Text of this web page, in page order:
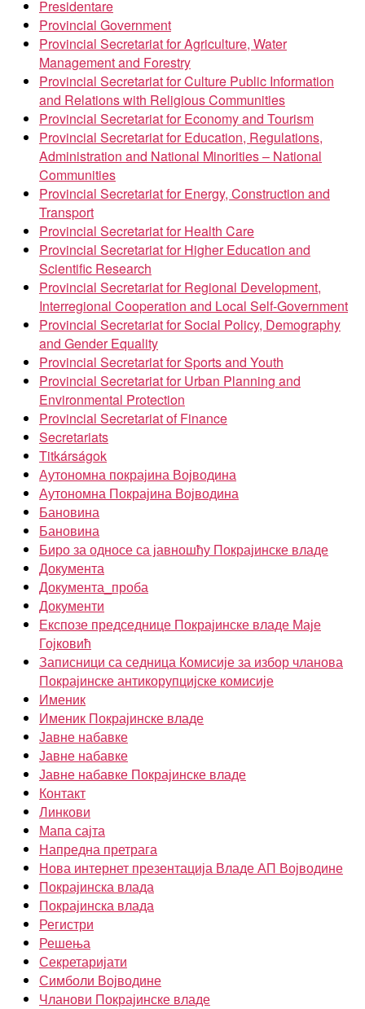
Presidentare
Provincial Government
Provincial Secretariat for Agriculture, Water
Management and Forestry
Provincial Secretariat for Culture Public Information
and Relations with Religious Communities
Provincial Secretariat for Economy and Tourism
Provincial Secretariat for Education, Regulations,
Administration and National Minorities – National
Communities
Provincial Secretariat for Energy, Construction and
Transport
Provincial Secretariat for Health Care
Provincial Secretariat for Higher Education and
Scientific Research
Provincial Secretariat for Regional Development,
Interregional Cooperation and Local Self-Government
Provincial Secretariat for Social Policy, Demography
and Gender Equality
Provincial Secretariat for Sports and Youth
Provincial Secretariat for Urban Planning and
Environmental Protection
Provincial Secretariat of Finance
Secretariats
Titkárságok
Аутономна покрајина Војводина
Аутономна Покрајина Војводина
Бановина
Бановина
Биро за односе са јавношћу Покрајинске владе
Документа
Документа_проба
Документи
Експозе председнице Покрајинске владе Маје
Гојковић
Записници са седница Комисије за избор чланова
Покрајинске антикорупцијске комисије
Именик
Именик Покрајинске владе
Јавне набавке
Јавне набавке
Јавне набавке Покрајинске владе
Контакт
Линкови
Мапа сајта
Напредна претрага
Нова интернет презентација Владе АП Војводине
Покрајинска влада
Покрајинска влада
Регистри
Решења
Секретаријати
Симболи Војводине
Чланови Покрајинске владе